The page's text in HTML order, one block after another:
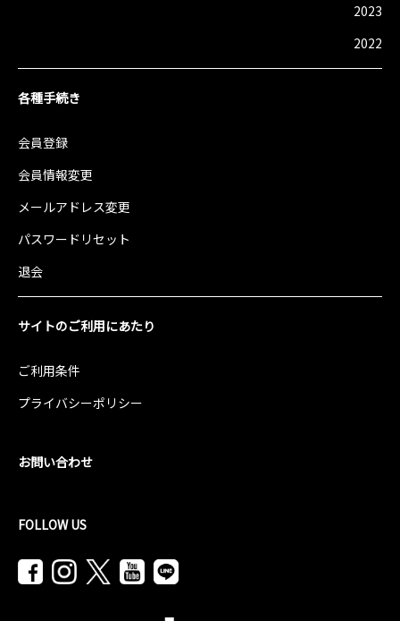
2023
2022
各種手続き
会員登録
会員情報変更
メールアドレス変更
パスワードリセット
退会
サイトのご利用にあたり
ご利用条件
プライバシーポリシー
お問い合わせ
FOLLOW US